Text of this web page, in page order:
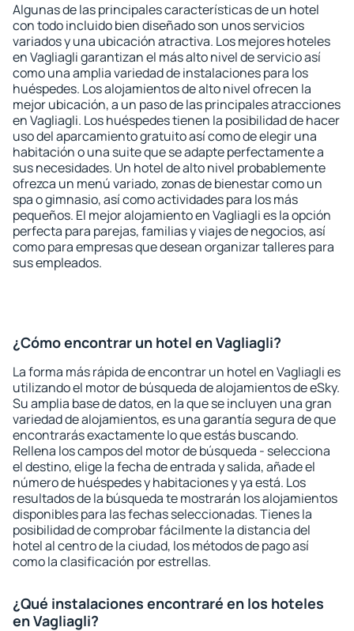
Algunas de las principales características de un hotel
con todo incluido bien diseñado son unos servicios
variados y una ubicación atractiva. Los mejores hoteles
en Vagliagli garantizan el más alto nivel de servicio así
como una amplia variedad de instalaciones para los
huéspedes. Los alojamientos de alto nivel ofrecen la
mejor ubicación, a un paso de las principales atracciones
en Vagliagli. Los huéspedes tienen la posibilidad de hacer
uso del aparcamiento gratuito así como de elegir una
habitación o una suite que se adapte perfectamente a
sus necesidades. Un hotel de alto nivel probablemente
ofrezca un menú variado, zonas de bienestar como un
spa o gimnasio, así como actividades para los más
pequeños. El mejor alojamiento en Vagliagli es la opción
perfecta para parejas, familias y viajes de negocios, así
como para empresas que desean organizar talleres para
sus empleados.
¿Cómo encontrar un hotel en Vagliagli?
La forma más rápida de encontrar un hotel en Vagliagli es
utilizando el motor de búsqueda de alojamientos de eSky.
Su amplia base de datos, en la que se incluyen una gran
variedad de alojamientos, es una garantía segura de que
encontrarás exactamente lo que estás buscando.
Rellena los campos del motor de búsqueda - selecciona
el destino, elige la fecha de entrada y salida, añade el
número de huéspedes y habitaciones y ya está. Los
resultados de la búsqueda te mostrarán los alojamientos
disponibles para las fechas seleccionadas. Tienes la
posibilidad de comprobar fácilmente la distancia del
hotel al centro de la ciudad, los métodos de pago así
como la clasificación por estrellas.
¿Qué instalaciones encontraré en los hoteles
en Vagliagli?